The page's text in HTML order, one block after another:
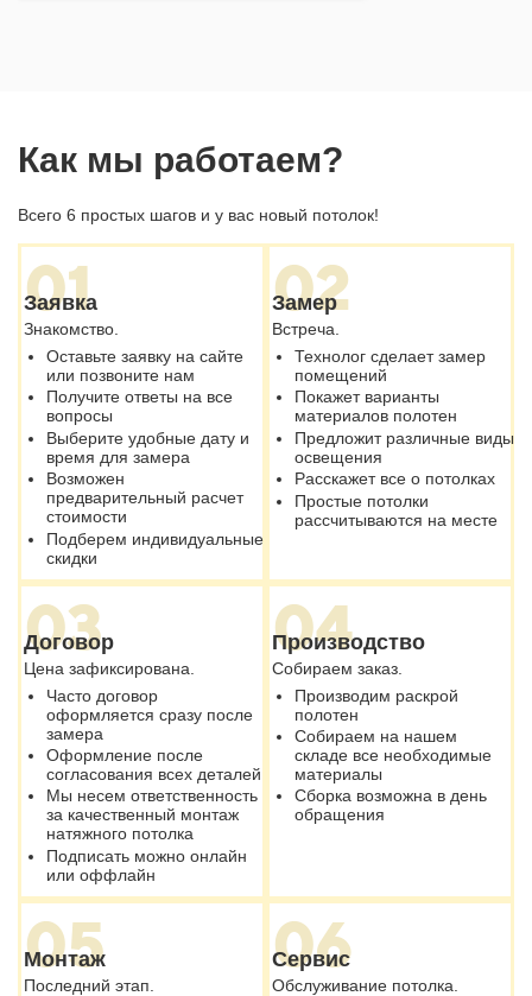
Как мы работаем?
Всего 6 простых шагов и у вас новый потолок!
01
Заявка
Знакомство.
Оставьте заявку на сайте
или позвоните нам
Получите ответы на все
вопросы
Выберите удобные дату и
время для замера
Возможен
предварительный расчет
стоимости
Подберем индивидуальные
скидки
02
Замер
Встреча.
Технолог сделает замер
помещений
Покажет варианты
материалов полотен
Предложит различные виды
освещения
Расскажет все о потолках
Простые потолки
рассчитываются на месте
03
Договор
Цена зафиксирована.
Часто договор
оформляется сразу после
замера
Оформление после
согласования всех деталей
Мы несем ответственность
за качественный монтаж
натяжного потолка
Подписать можно онлайн
или оффлайн
04
Производство
Собираем заказ.
Производим раскрой
полотен
Собираем на нашем
складе все необходимые
материалы
Сборка возможна в день
обращения
05
Монтаж
Последний этап.
06
Сервис
Обслуживание потолка.